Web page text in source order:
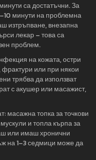
са достатъчни. За
минути на проблемна
изтръпване, внезапна
лекар – това са
проблем.
на кожата, остри
или при някои
трябва да използват
с акушер или масажист,
масажна топка за точкови
и топла кърпа за
или имаш хронични
на 1–3 седмици може да